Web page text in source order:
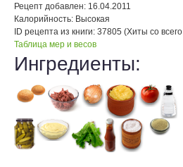
Рецепт добавлен: 16.04.2011
Калорийность: Высокая
ID рецепта из книги: 37805 (Хиты со
Таблица мер и весов
Ингредиенты: